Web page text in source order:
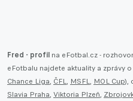
Fred - profil na eFotbal.cz -
eFotbalu najdete aktuality a zprávy
Chance Liga, ČFL, MSFL, MOL Cup),
Slavia Praha, Viktoria Plzeň,